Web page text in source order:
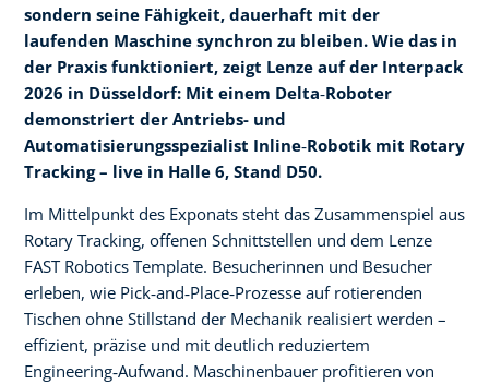
sondern seine Fähigkeit, dauerhaft mit der
laufenden Maschine synchron zu bleiben. Wie das in
der Praxis funktioniert, zeigt Lenze auf der Interpack
2026 in Düsseldorf: Mit einem Delta‑Roboter
demonstriert der Antriebs- und
Automatisierungsspezialist Inline‑Robotik mit Rotary
Tracking – live in Halle 6, Stand D50.
Im Mittelpunkt des Exponats steht das Zusammenspiel aus
Rotary Tracking, offenen Schnittstellen und dem Lenze
FAST Robotics Template. Besucherinnen und Besucher
erleben, wie Pick‑and‑Place‑Prozesse auf rotierenden
Tischen ohne Stillstand der Mechanik realisiert werden –
effizient, präzise und mit deutlich reduziertem
Engineering‑Aufwand. Maschinenbauer profitieren von